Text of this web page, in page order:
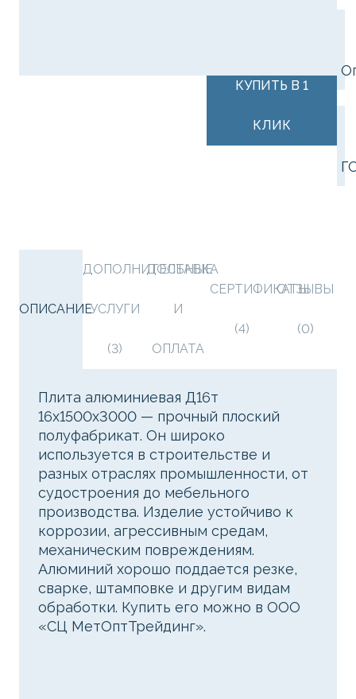
КУПИТЬ В 1
КЛИК
ОПИСАНИЕ
ДОПОЛНИТЕЛЬНЫЕ
УСЛУГИ
(3)
ДОСТАВКА
И
ОПЛАТА
СЕРТИФИКАТЫ
(4)
ОТЗЫВЫ
(0)
Плита алюминиевая Д16т
16х1500х3000 — прочный плоский
полуфабрикат. Он широко
используется в строительстве и
разных отраслях промышленности, от
судостроения до мебельного
производства. Изделие устойчиво к
коррозии, агрессивным средам,
механическим повреждениям.
Алюминий хорошо поддается резке,
сварке, штамповке и другим видам
обработки. Купить его можно в ООО
«СЦ МетОптТрейдинг».